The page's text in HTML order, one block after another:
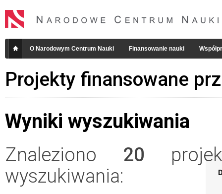
O Narodowym Centrum Nauki Finansowanie nauki
Projekty finansowane
Wyniki wyszukiwania
Znaleziono 20
wyszukiwania: